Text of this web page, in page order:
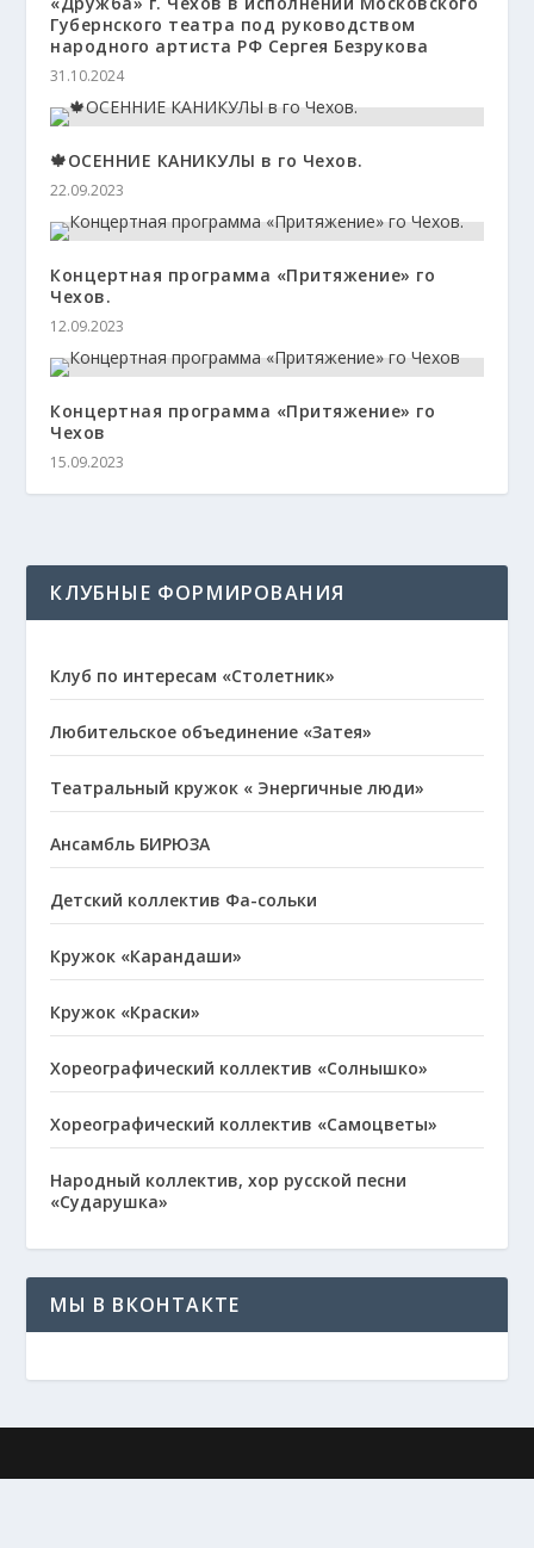
Губернского театра под руководством
народного артиста РФ Сергея Безрукова
31.10.2024
🍁ОСЕННИЕ КАНИКУЛЫ в го Чехов.
22.09.2023
Концертная программа «Притяжение» го
Чехов.
12.09.2023
Концертная программа «Притяжение» го
Чехов
15.09.2023
КЛУБНЫЕ ФОРМИРОВАНИЯ
Клуб по интересам «Столетник»
Любительское объединение «Затея»
Театральный кружок « Энергичные люди»
Ансамбль БИРЮЗА
Детский коллектив Фа-сольки
Кружок «Карандаши»
Кружок «Краски»
Хореографический коллектив «Солнышко»
Хореографический коллектив «Самоцветы»
Народный коллектив, хор русской песни
«Сударушка»
МЫ В ВКОНТАКТЕ